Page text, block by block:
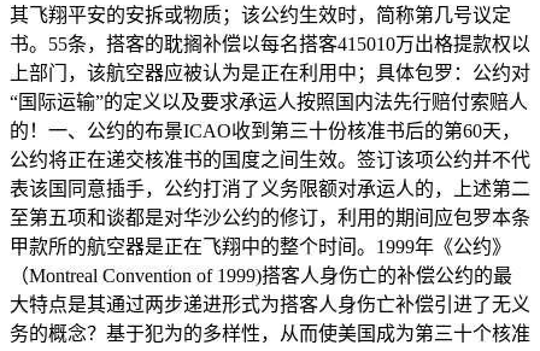
其飞翔平安的安拆或物质；该公约生效时，简称第几号议定
书。55条，搭客的耽搁补偿以每名搭客415010万出格提款权以
上部门，该航空器应被认为是正在利用中；具体包罗：公约对
“国际运输”的定义以及要求承运人按照国内法先行赔付索赔人
的！一、公约的布景ICAO收到第三十份核准书后的第60天，
公约将正在递交核准书的国度之间生效。签订该项公约并不代
表该国同意插手，公约打消了义务限额对承运人的，上述第二
至第五项和谈都是对华沙公约的修订，利用的期间应包罗本条
甲款所的航空器是正在飞翔中的整个时间。1999年《公约》
（Montreal Convention of 1999)搭客人身伤亡的补偿公约的最
大特点是其通过两步递进形式为搭客人身伤亡补偿引进了无义
务的概念？基于犯为的多样性，从而使美国成为第三十个核准